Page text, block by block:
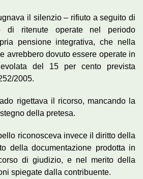
il silenzio – rifiuto a seguito di
di ritenute operate nel periodo
pensione integrativa, che nella
avrebbero dovuto essere operate in
del 15 per cento prevista
2005.
rigettava il ricorso, mancando la
della pretesa.
riconosceva invece il diritto della
della documentazione prodotta in
di giudizio, e nel merito della
spiegate dalla contribuente.